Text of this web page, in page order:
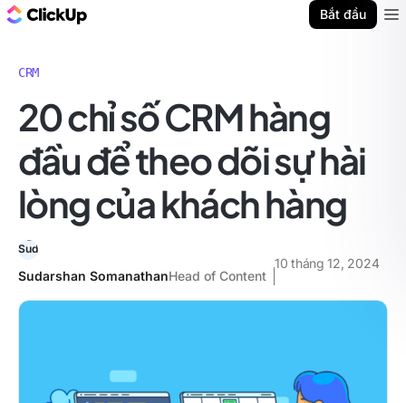
Bắt đầu
CRM
20 chỉ số CRM hàng
đầu để theo dõi sự hài
lòng của khách hàng
Sudarshan SomanathanHead of Content
10 tháng 12, 2024